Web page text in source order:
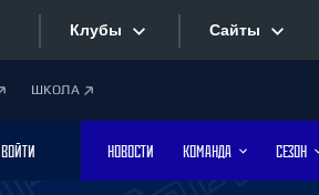
Клубы
Дивизион Боброва
Лада
Сайты
ШКОЛА
ВОЙТИ НОВОСТИ КОМАНДА СЕЗОН